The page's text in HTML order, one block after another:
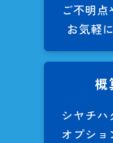
ご不明点
お気軽
概
シヤチ
オプショ